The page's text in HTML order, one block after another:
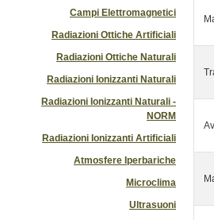
Campi Elettromagnetici
Radiazioni Ottiche Artificiali
Radiazioni Ottiche Naturali
Radiazioni Ionizzanti Naturali
Radiazioni Ionizzanti Naturali -
NORM
Radiazioni Ionizzanti Artificiali
Atmosfere Iperbariche
Microclima
Ultrasuoni